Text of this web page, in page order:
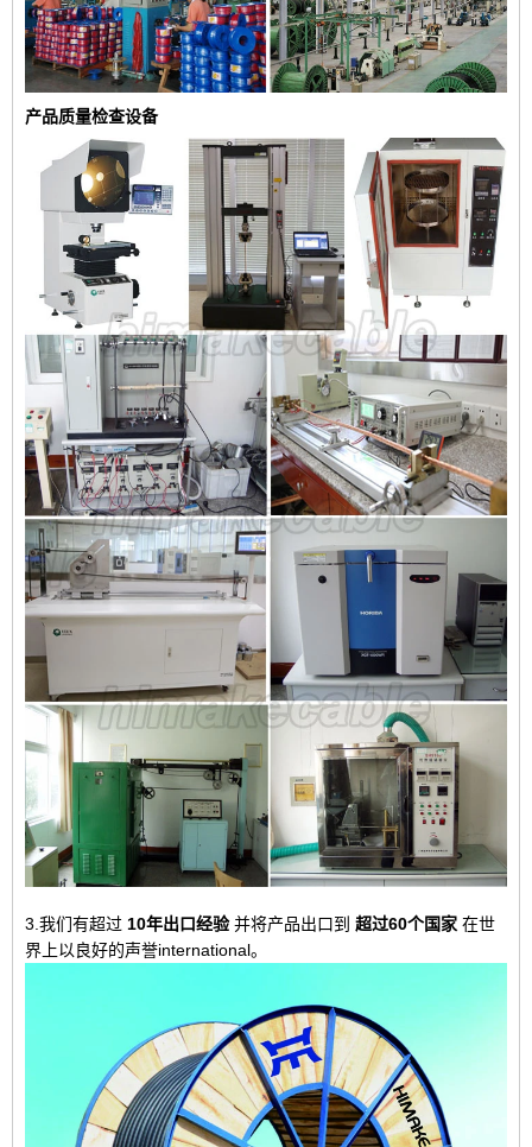
产品质量检查设备
3.我们有超过 10年出口经验 并将产品出口到 超过60个国家 在世
界上以良好的声誉international。